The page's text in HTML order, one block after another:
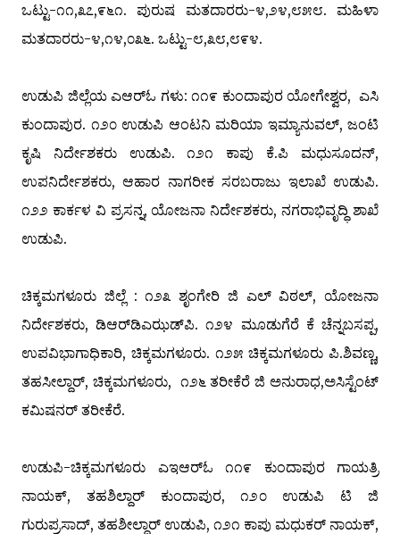
ಒಟ್ಟು-೧೧,೩೭,೯೬೧. ಪುರುಷ ಮತದಾರರು-೪,೨೪,೮೫೮. ಮಹಿಳಾ
ಮತದಾರರು-೪,೧೪,೦೩೬. ಒಟ್ಟು-೮,೩೮,೮೯೪.
ಉಡುಪಿ ಜಿಲ್ಲೆಯ ಎ‌ಆರ್‌ಓ ಗಳು: ೧೧೯ ಕುಂದಾಪುರ ಯೋಗೇಶ್ವರ, ಎಸಿ
ಕುಂದಾಪುರ. ೧೨೦ ಉಡುಪಿ ಆಂಟನಿ ಮರಿಯಾ ಇಮ್ಯಾನುವಲ್, ಜಂಟಿ
ಕೃಷಿ ನಿರ್ದೇಶಕರು ಉಡುಪಿ. ೧೨೧ ಕಾಪು ಕೆ.ಪಿ ಮಧುಸೂದನ್,
ಉಪನಿರ್ದೇಶಕರು, ಆಹಾರ ನಾಗರೀಕ ಸರಬರಾಜು ಇಲಾಖೆ ಉಡುಪಿ.
೧೨೨ ಕಾರ್ಕಳ ವಿ ಪ್ರಸನ್ನ, ಯೋಜನಾ ನಿರ್ದೇಶಕರು, ನಗರಾಭಿವೃದ್ಧಿ ಶಾಖೆ
ಉಡುಪಿ.
ಚಿಕ್ಕಮಗಳೂರು ಜಿಲ್ಲೆ : ೧೨೩ ಶೃಂಗೇರಿ ಜಿ ಎಲ್ ವಿಠಲ್, ಯೋಜನಾ
ನಿರ್ದೇಶಕರು, ಡಿ‌ಆರ್‌ಡಿ‌ಎಝಡ್‌ಪಿ. ೧೨೪ ಮೂಡುಗೆರೆ ಕೆ ಚೆನ್ನಬಸಪ್ಪ,
ಉಪವಿಭಾಗಾಧಿಕಾರಿ, ಚಿಕ್ಕಮಗಳೂರು. ೧೨೫ ಚಿಕ್ಕಮಗಳೂರು ಪಿ.ಶಿವಣ್ಣ,
ತಹಸೀಲ್ದಾರ್, ಚಿಕ್ಕಮಗಳೂರು, ೧೨೬ ತರೀಕೆರೆ ಜಿ ಅನುರಾಧ,ಅಸಿಸ್ಟೆಂಟ್
ಕಮಿಷನರ್ ತರೀಕೆರೆ.
ಉಡುಪಿ-ಚಿಕ್ಕಮಗಳೂರು ಎ‌ಇ‌ಆರ್‌ಓ ೧೧೯ ಕುಂದಾಪುರ ಗಾಯತ್ರಿ
ನಾಯಕ್, ತಹಶಿಲ್ದಾರ್ ಕುಂದಾಪುರ, ೧೨೦ ಉಡುಪಿ ಟಿ ಜಿ
ಗುರುಪ್ರಸಾದ್, ತಹಶೀಲ್ದಾರ್ ಉಡುಪಿ, ೧೨೧ ಕಾಪು ಮಧುಕರ್ ನಾಯಕ್,